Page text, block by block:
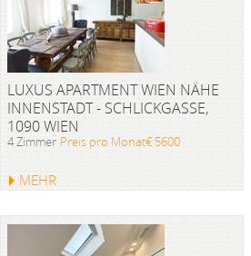
LUXUS APARTMENT WIEN NÄHE
INNENSTADT - SCHLICKGASSE,
1090 WIEN
4 Zimmer Preis pro Monat€ 5600
MEHR